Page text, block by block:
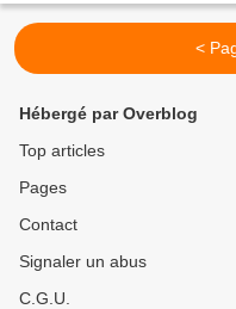
<
Hébergé par Overblog
Top articles
Pages
Contact
Signaler un abus
C.G.U.